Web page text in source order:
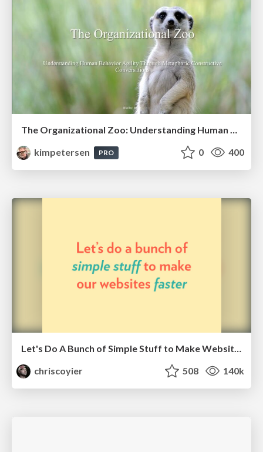
The Organizational Zoo: Understanding Human Behavior Agility Through Metaphoric Constructive Conversations (based on the works of Arthur Shelley, Ph.D)
kimpetersen
PRO 0 400
Let's Do A Bunch of Simple Stuff to Make Websites Faster
chriscoyier
508 140k